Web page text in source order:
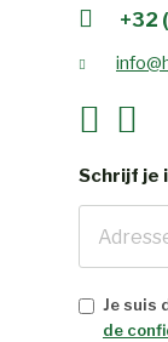
+32
Schrijf je
Je suis
de